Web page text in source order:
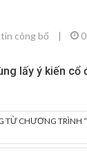
công bố |
lấy ý kiến cổ
TỪ CHƯƠNG TRÌNH